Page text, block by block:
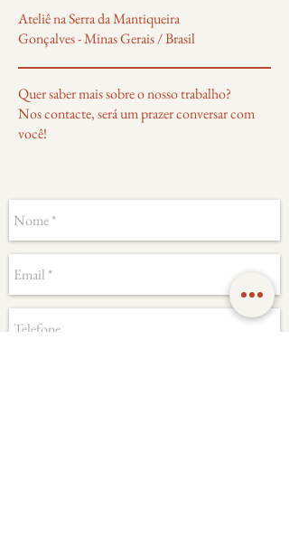
Ateliê na Serra da Mantiqueira
Gonçalves - Minas Gerais / Brasil
Quer saber mais sobre o nosso trabalho?
Nos contacte, será um prazer conversar com
você!